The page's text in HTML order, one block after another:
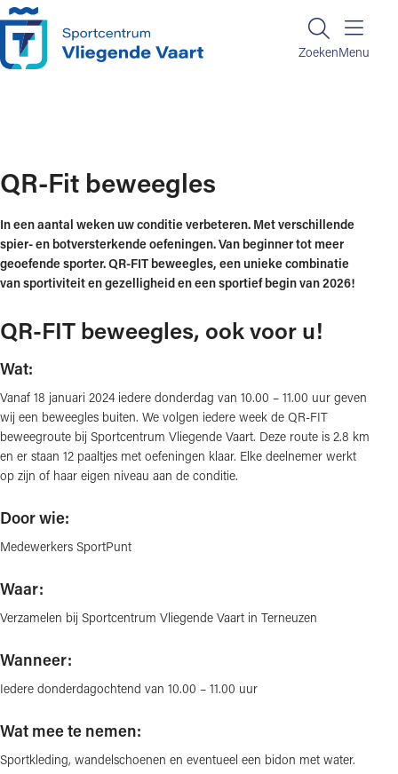
Ga naar de inhoud
ZoekenZoeken
Menu
QR-Fit beweegles
In een aantal weken uw conditie verbeteren. Met verschillende
spier- en botversterkende oefeningen. Van beginner tot meer
geoefende sporter. QR-FIT beweegles, een unieke combinatie
van sportiviteit en gezelligheid en een sportief begin van 2026!
QR-FIT beweegles, ook voor u!
Wat:
Vanaf 18 januari 2024 iedere donderdag van 10.00 – 11.00 uur geven
wij een beweegles buiten. We volgen iedere week de QR-FIT
beweegroute bij Sportcentrum Vliegende Vaart. Deze route is 2.8 km
en er staan 12 paaltjes met oefeningen klaar. Elke deelnemer werkt
op zijn of haar eigen niveau aan de conditie.
Door wie:
Medewerkers SportPunt
Waar:
Verzamelen bij Sportcentrum Vliegende Vaart in Terneuzen
Wanneer:
Iedere donderdagochtend van 10.00 – 11.00 uur
Wat mee te nemen:
Sportkleding, wandelschoenen en eventueel een bidon met water.